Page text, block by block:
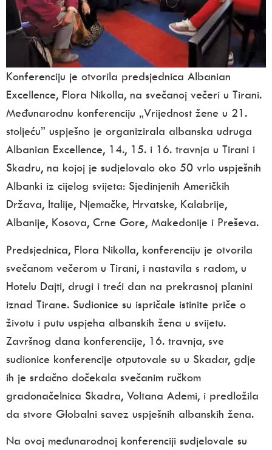
Konferenciju je otvorila predsjednica Albanian
Excellence, Flora Nikolla, na svečanoj večeri u Tirani.
Međunarodnu konferenciju „Vrijednost žene u 21.
stoljeću” uspješno je organizirala albanska udruga
Albanian Excellence, 14., 15. i 16. travnja u Tirani i
Skadru, na kojoj je sudjelovalo oko 50 vrlo uspješnih
Albanki iz cijelog svijeta: Sjedinjenih Američkih
Država, Italije, Njemačke, Hrvatske, Kalabrije,
Albanije, Kosova, Crne Gore, Makedonije i Preševa.
Predsjednica, Flora Nikolla, konferenciju je otvorila
svečanom večerom u Tirani, i nastavila s radom, u
Hotelu Dajti, drugi i treći dan na prekrasnoj planini
iznad Tirane. Sudionice su ispričale istinite priče o
životu i putu uspjeha albanskih žena u svijetu.
Završnog dana konferencije, 16. travnja, sve
sudionice konferencije otputovale su u Skadar, gdje
ih je srdačno dočekala svečanim ručkom
gradonačelnica Skadra, Voltana Ademi, i predložila
da stvore Globalni savez uspješnih albanskih žena.
Na ovoj međunarodnoj konferenciji sudjelovale su